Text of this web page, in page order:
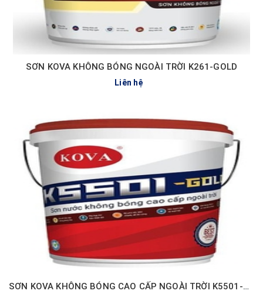
SƠN KOVA KHÔNG BÓNG NGOÀI TRỜI K261-GOLD
Liên hệ
SƠN KOVA KHÔNG BÓNG CAO CẤP NGOÀI TRỜI K5501-GOLD